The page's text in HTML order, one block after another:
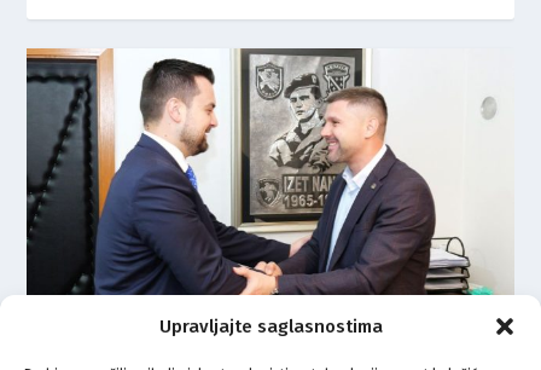
Upravljajte saglasnostima